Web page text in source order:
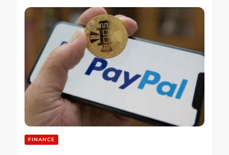
FINANCE